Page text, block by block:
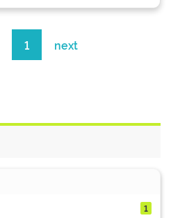
1 next
1